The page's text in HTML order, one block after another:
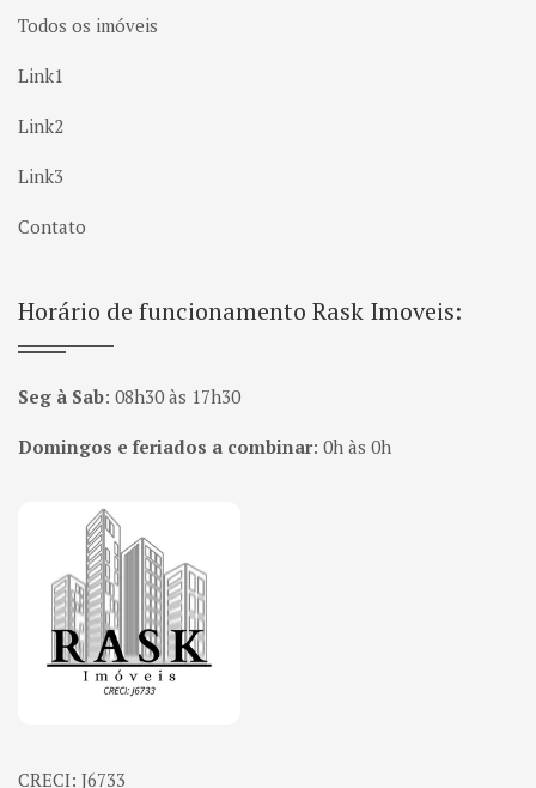
Todos os imóveis
Link1
Link2
Link3
Contato
Horário de funcionamento Rask Imoveis:
Seg à Sab: 08h30 às 17h30
Domingos e feriados a combinar: 0h às 0h
Página inicial
CRECI: J6733